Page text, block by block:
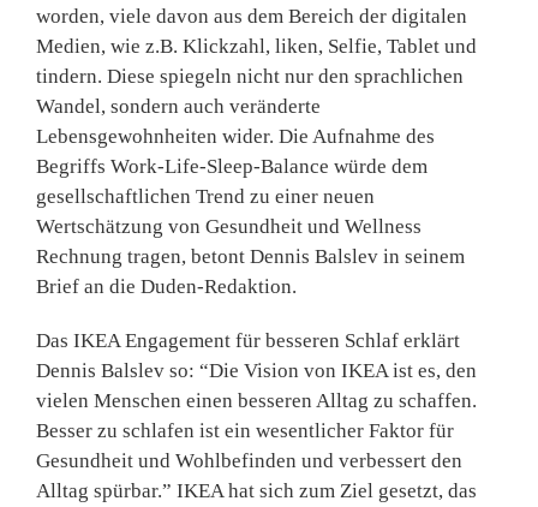
worden, viele davon aus dem Bereich der digitalen
Medien, wie z.B. Klickzahl, liken, Selfie, Tablet und
tindern. Diese spiegeln nicht nur den sprachlichen
Wandel, sondern auch veränderte
Lebensgewohnheiten wider. Die Aufnahme des
Begriffs Work-Life-Sleep-Balance würde dem
gesellschaftlichen Trend zu einer neuen
Wertschätzung von Gesundheit und Wellness
Rechnung tragen, betont Dennis Balslev in seinem
Brief an die Duden-Redaktion.
Das IKEA Engagement für besseren Schlaf erklärt
Dennis Balslev so: “Die Vision von IKEA ist es, den
vielen Menschen einen besseren Alltag zu schaffen.
Besser zu schlafen ist ein wesentlicher Faktor für
Gesundheit und Wohlbefinden und verbessert den
Alltag spürbar.” IKEA hat sich zum Ziel gesetzt, das